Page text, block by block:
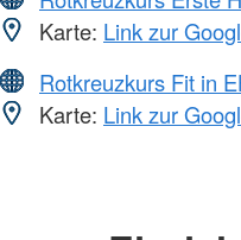
Karte: Link zur
Rotkreuzkurs Fit in
Karte: Link zur